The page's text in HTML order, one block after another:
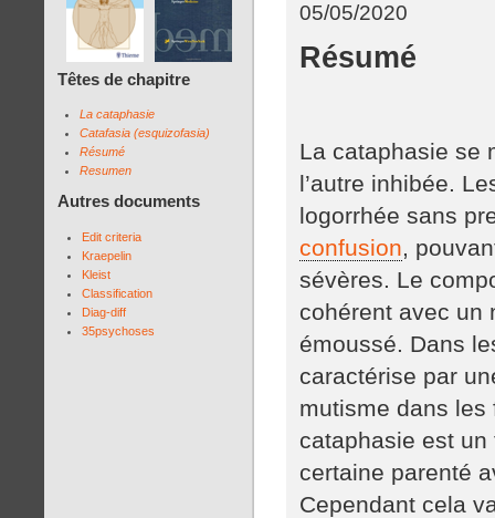
Têtes de chapitre
La cataphasie
Catafasia (esquizofasia)
Résumé
Resumen
Autres documents
Edit criteria
Kraepelin
Kleist
Classification
Diag-diff
35psychoses
05/05/2020
Résumé
La cataphasie se
l’autre inhibée.
logorrhée sans
confusion,
sévères. Le
cohérent avec un
émoussé. Dans
caractérise par
mutisme dans
cataphasie est
certaine parenté
Cependant cela